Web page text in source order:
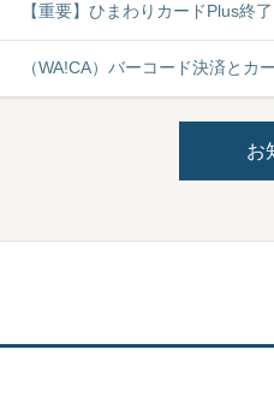
【重要】ひまわりカードPlus終
（WA!CA）バーコード決済とカ
お